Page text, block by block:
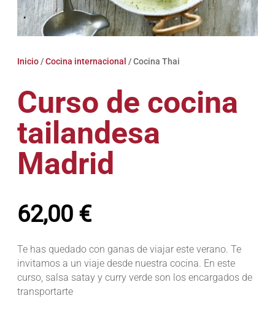
Inicio/Cocina internacional / Cocina Thai
Curso de cocina
tailandesa
Madrid
62,00 €
Te has quedado con ganas de viajar este verano. Te
invitamos a un viaje desde nuestra cocina. En este
curso, salsa satay y curry verde son los encargados de
transportarte